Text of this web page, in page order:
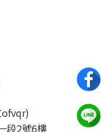
ofvqr)
段2號6樓